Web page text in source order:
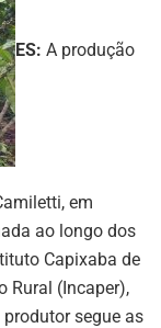
ES: A produção
em
ao longo dos
Capixaba de
Rural (Incaper),
segue as